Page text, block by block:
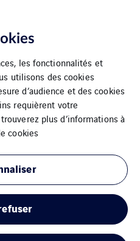
les fonctionnalités et
utilisons des cookies
d’audience et des cookies
requièrent votre
plus d’informations à
cookies